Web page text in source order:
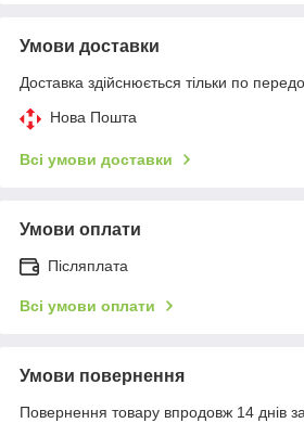
Умови доставки
Доставка здійснюється тільки по
Нова Пошта
Всі умови доставки
Умови оплати
Післяплата
Всі умови оплати
Умови повернення
Повернення товару впродовж 14 днів